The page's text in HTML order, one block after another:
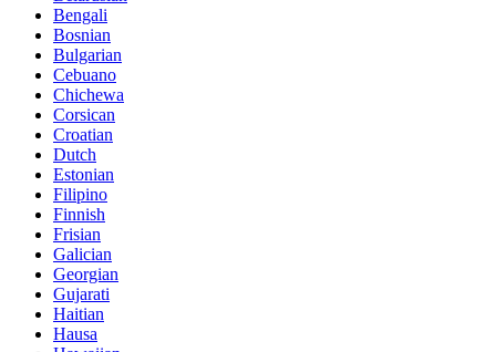
Bengali
Bosnian
Bulgarian
Cebuano
Chichewa
Corsican
Croatian
Dutch
Estonian
Filipino
Finnish
Frisian
Galician
Georgian
Gujarati
Haitian
Hausa